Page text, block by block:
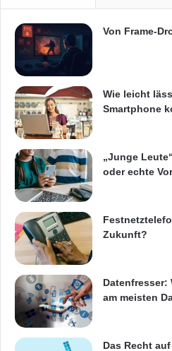
Von Frame-
Wie leicht
Smartphone
„Junge
oder echte
Zukunft?
Datenfresser:
am meisten
Das Recht